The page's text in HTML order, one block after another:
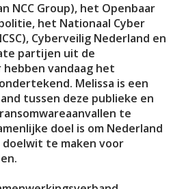
NCC Group), het Openbaar
het Nationaal Cyber
Cyberveilig Nederland en
partijen uit de
vandaag het
Melissa is een
tussen deze publieke en
te
doel is om Nederland
te maken voor